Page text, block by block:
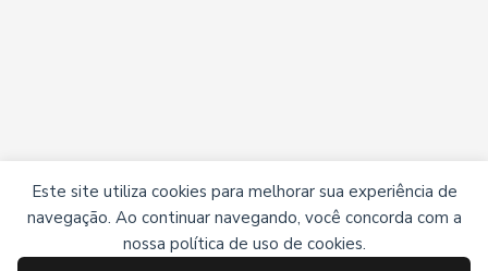
Este site utiliza cookies para melhorar sua experiência de
navegação. Ao continuar navegando, você concorda com a
nossa política de uso de cookies.